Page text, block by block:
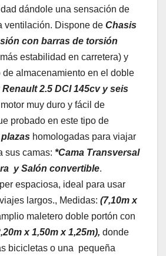
dándole una sensación de
ventilación. Dispone de Chasis
con barras de torsión
estabilidad en carretera) y
almacenamiento en el doble
Renault 2.5 DCI 145cv y seis
muy duro y fácil de
probado en este tipo de
plazas homologadas para viajar
sus camas: *Cama Transversal
y Salón convertible.
espaciosa, ideal para usar
largos., Medidas: (7,10m x
maletero doble portón con
x 1,50m x 1,25m), donde
bicicletas o una pequeña